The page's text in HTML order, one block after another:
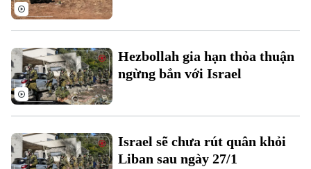
Tư vấn sức khỏe
Quần vợt
Golf
Tin tức
Sao
Điện ảnh
Âm nhạc
Đã phát sóng
Hezbollah gia hạn thỏa thuận
ngừng bắn với Israel
Israel sẽ chưa rút quân khỏi
Liban sau ngày 27/1